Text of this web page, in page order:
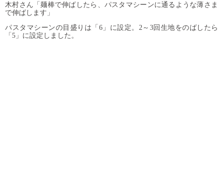
木村さん「麺棒で伸ばしたら、パスタマシーンに通るような薄さま
で伸ばします」
パスタマシーンの目盛りは「6」に設定。2～3回生地をのばしたら
「5」に設定しました。